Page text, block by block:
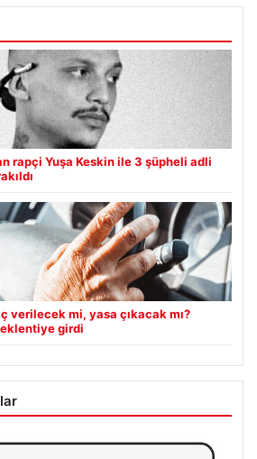
rapçi Yuşa Keskin ile 3 şüpheli adli
verilecek mi, yasa çıkacak mı?
girdi